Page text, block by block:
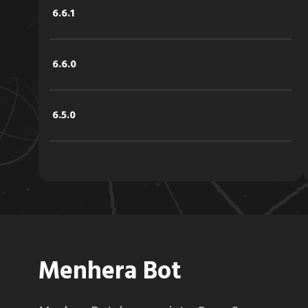
6.6.1
6.6.0
6.5.0
6.4.0
Menhera Bot